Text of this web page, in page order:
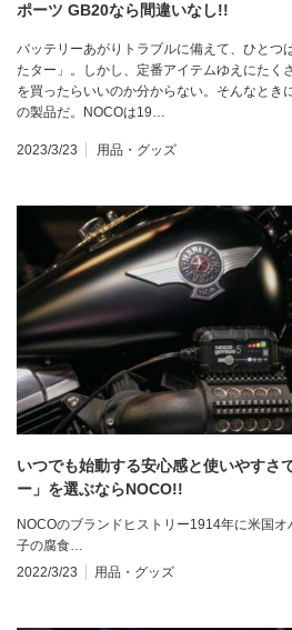
ポーツ GB20なら間違いなし!!
バッテリーあがりトラブルに備えて、ひとつ
たター」。しかし、定番アイテムゆえにたく
を買ったらいいのか分からない。そんなとき
の製品だ。NOCOは19…
2023/3/23 用品・グッズ
いつでも始動する安心感と使いやすさ
ー」を選ぶならNOCO!!
NOCOのブランドヒストリー1914年に米国
子の腐食…
2022/3/23
用品・グッズ